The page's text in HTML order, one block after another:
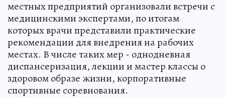
местных предприятий организовали встречи с
медицинскими экспертами, по итогам
которых врачи представили практические
рекомендации для внедрения на рабочих
местах. В числе таких мер - однодневная
диспансеризация, лекции и мастер классы о
здоровом образе жизни, корпоративные
спортивные соревнования.